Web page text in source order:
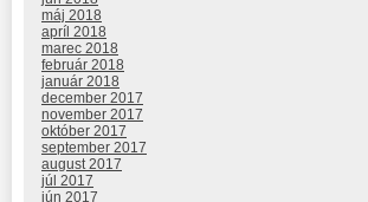
máj 2018
apríl 2018
marec 2018
február 2018
január 2018
december 2017
november 2017
október 2017
september 2017
august 2017
júl 2017
jún 2017